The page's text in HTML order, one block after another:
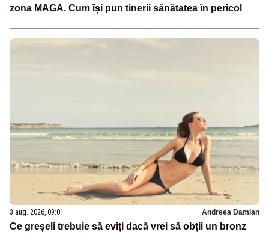
zona MAGA. Cum își pun tinerii sănătatea în pericol
3 aug. 2026, 09:01 Andreea Damian
Ce greșeli trebuie să eviți dacă vrei să obții un bronz